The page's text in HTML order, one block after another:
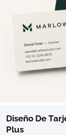
Diseño De
Plus